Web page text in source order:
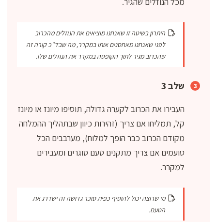
היתרון בשיטה זו שאנחנו מוציאים את הנוזלים מהכרוב
לפני שאנחנו מאחסנים אותו במקרר, מה שבד"כ קורה זה
שהכרוב מגיר לתוך הקופסה במקרר את הנוזלים שלו.
שלב 3
העבירו את הכרוב לקערה גדולה, תוסיפו מיונז או מיונז
קל, תמליחו אם צריך (זהירות כיוון שבתהליך ההמלחה
מקודם הכרוב כבר הופך למלוח), מערבבים הכל
טועמים אם צריך מתקנים טעם סוגרים ומעבירים
למקרר.
מי שרוצה יכול להוסיף כפית סוכר גדושה זה ישדרג את
הטעם.